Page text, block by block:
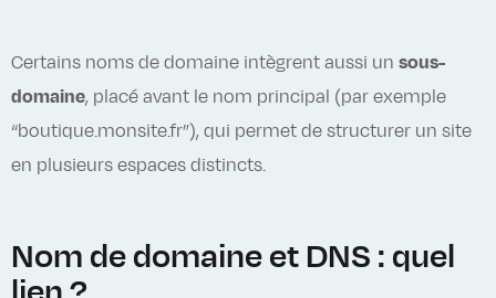
Certains noms de domaine intègrent aussi un sous-
domaine, placé avant le nom principal (par exemple
“boutique.monsite.fr”), qui permet de structurer un site
en plusieurs espaces distincts.
Nom de domaine et DNS : quel